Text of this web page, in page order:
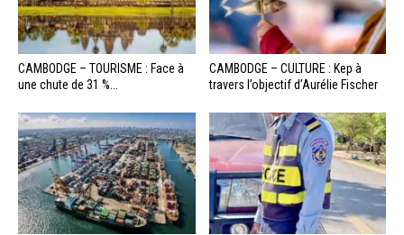
CAMBODGE – TOURISME : Face à
une chute de 31 %...
CAMBODGE – CULTURE : Kep à
travers l’objectif d’Aurélie Fischer